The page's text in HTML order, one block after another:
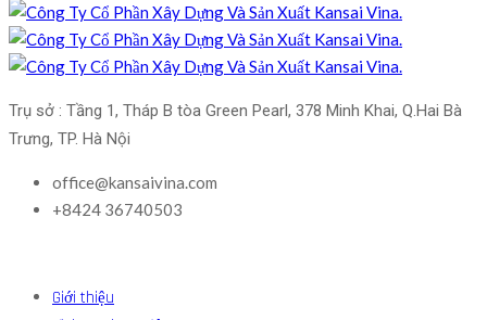
Trụ sở : Tầng 1, Tháp B tòa Green Pearl, 378 Minh Khai, Q.Hai Bà
Trưng, TP. Hà Nội
office@kansaivina.com
+8424 36740503
Giới thiệu